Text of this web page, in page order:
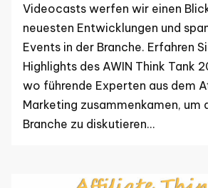
Videocasts werfen wir einen
neuesten Entwicklungen und
Events in der Branche. Erfahren
Highlights des AWIN Think Tank
wo führende Experten aus dem
Marketing zusammenkamen, um
Branche zu diskutieren…